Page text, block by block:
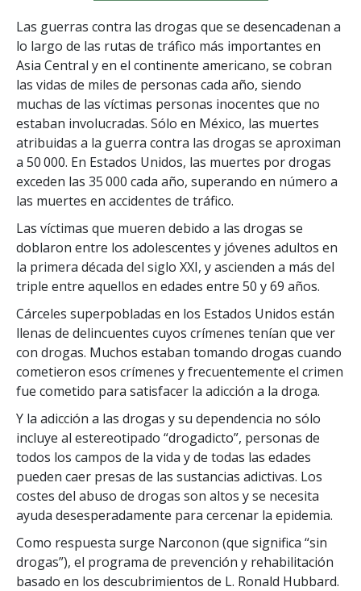
Las guerras contra las drogas que se desencadenan a
lo largo de las rutas de tráfico más importantes en
Asia Central y en el continente americano, se cobran
las vidas de miles de personas cada año, siendo
muchas de las víctimas personas inocentes que no
estaban involucradas. Sólo en México, las muertes
atribuidas a la guerra contra las drogas se aproximan
a 50 000. En Estados Unidos, las muertes por drogas
exceden las 35 000 cada año, superando en número a
las muertes en accidentes de tráfico.
Las víctimas que mueren debido a las drogas se
doblaron entre los adolescentes y jóvenes adultos en
la primera década del siglo XXI, y ascienden a más del
triple entre aquellos en edades entre 50 y 69 años.
Cárceles superpobladas en los Estados Unidos están
llenas de delincuentes cuyos crímenes tenían que ver
con drogas. Muchos estaban tomando drogas cuando
cometieron esos crímenes y frecuentemente el crimen
fue cometido para satisfacer la adicción a la droga.
Y la adicción a las drogas y su dependencia no sólo
incluye al estereotipado “drogadicto”, personas de
todos los campos de la vida y de todas las edades
pueden caer presas de las sustancias adictivas. Los
costes del abuso de drogas son altos y se necesita
ayuda desesperadamente para cercenar la epidemia.
Como respuesta surge Narconon (que significa “sin
drogas”), el programa de prevención y rehabilitación
basado en los descubrimientos de L. Ronald Hubbard.